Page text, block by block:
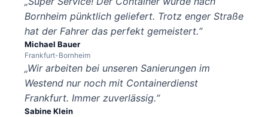
Bornheim pünktlich geliefert. Trotz enger Straße
hat der Fahrer das perfekt gemeistert.“
Michael Bauer
Frankfurt-Bornheim
„Wir arbeiten bei unseren Sanierungen im
Westend nur noch mit Containerdienst
Frankfurt. Immer zuverlässig.“
Sabine Klein